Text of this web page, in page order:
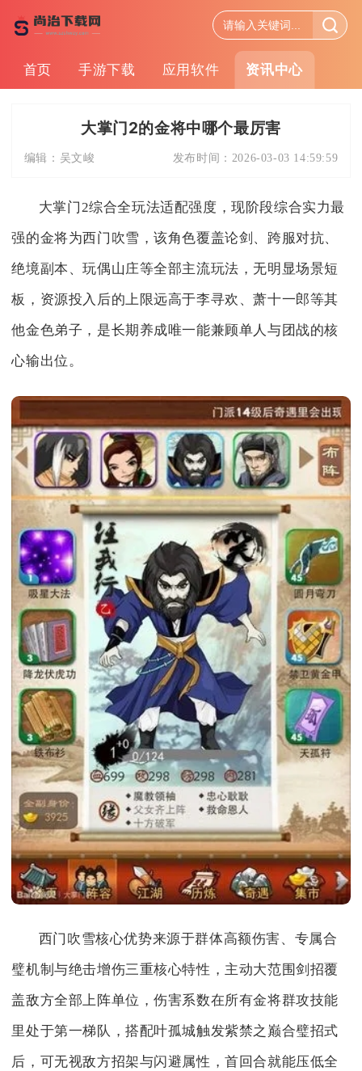
首页 手游下载 应用软件 资讯中心
大掌门2的金将中哪个最厉害
编辑： 吴文峻 发布时间： 2026-03-03 14:59:59
大掌门2综合全玩法适配强度，现阶段综合实力最
强的金将为西门吹雪，该角色覆盖论剑、跨服对抗、
绝境副本、玩偶山庄等全部主流玩法，无明显场景短
板，资源投入后的上限远高于李寻欢、萧十一郎等其
他金色弟子，是长期养成唯一能兼顾单人与团战的核
心输出位。
西门吹雪核心优势来源于群体高额伤害、专属合
璧机制与绝击增伤三重核心特性，主动大范围剑招覆
盖敌方全部上阵单位，伤害系数在所有金将群攻技能
里处于第一梯队，搭配叶孤城触发紫禁之巅合璧招式
后，可无视敌方招架与闪避属性，首回合就能压低全